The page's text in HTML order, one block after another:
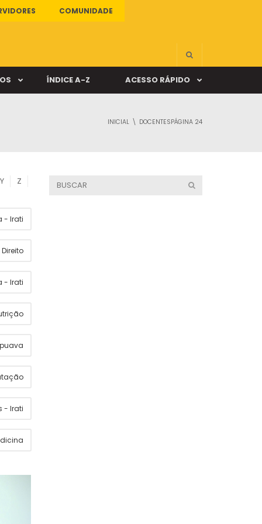
COMUNIDADE
ÍNDICE A-Z ACESSO RÁPIDO
INICIAL DOCENTESPÁGINA 24
Y Z
- Irati
Direito
- Irati
- Irati